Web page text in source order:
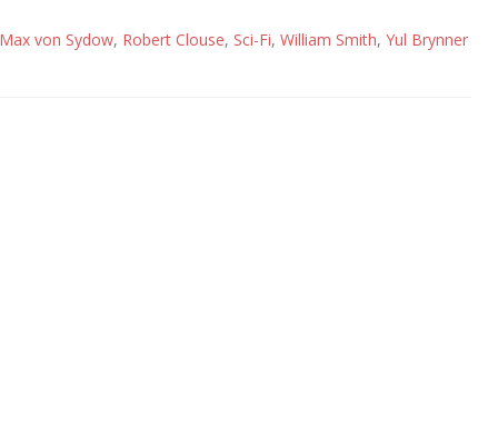
Max von Sydow, Robert Clouse, Sci-Fi, William Smith, Yul Brynner